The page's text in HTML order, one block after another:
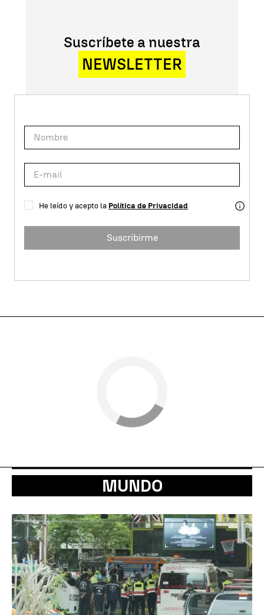
Suscríbete a nuestra
NEWSLETTER
He leído y acepto la Política de Privacidad
Suscribirme
MUNDO